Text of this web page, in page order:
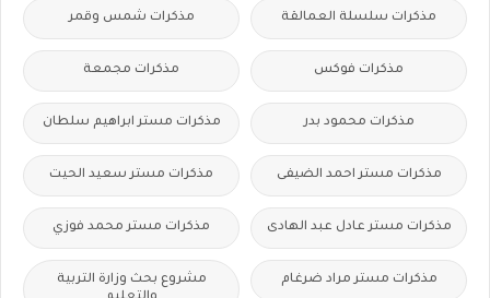
مذكرات سلسلة العمالقة مذكرات شمس وقمر
مذكرات فوكس مذكرات مجمعة
مذكرات محمود بدر مذكرات مستر ابراهيم سلطان
مذكرات مستر احمد الضيفى مذكرات مستر سعيد الحيت
مذكرات مستر عادل عبد الهادى مذكرات مستر محمد فوزي
مذكرات مستر مراد ضرغام
مشروع بحث وزارة التربية